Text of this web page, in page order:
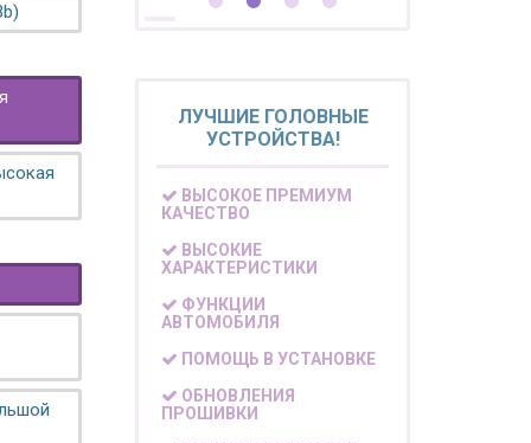
ЛУЧШИЕ ГОЛОВНЫЕ
УСТРОЙСТВА!
ВЫСОКОЕ ПРЕМИУМ
КАЧЕСТВО
ВЫСОКИЕ
ХАРАКТЕРИСТИКИ
ФУНКЦИИ
АВТОМОБИЛЯ
ПОМОЩЬ В УСТАНОВКЕ
ОБНОВЛЕНИЯ
ПРОШИВКИ